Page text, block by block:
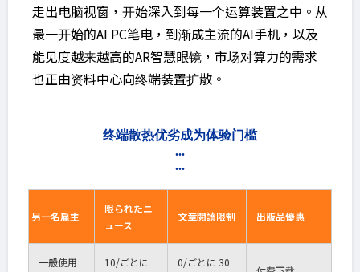
走出电脑视窗，开始深入到每一个运算装置之中。从
最一开始的AI PC笔电，到渐成主流的AI手机，以及
能见度越来越高的AR智慧眼镜，市场对算力的需求
也正由资料中心向终端装置扩散。
终端散热优劣成为体验门槛
...
...
另一名雇主
限られたニ
ュース
文章閱讀限制 出版品優惠
一般使用
10/ごとに
0/ごとに 30